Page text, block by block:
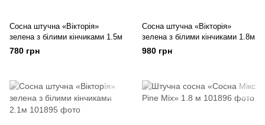
Сосна штучна «Вікторія»
зелена з білими кінчиками 1.5м
780 грн
Сосна штучна «Вікторія»
зелена з білими кінчиками 1.8м
980 грн